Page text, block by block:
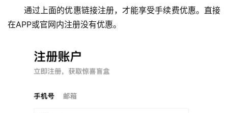
通过上面的优惠链接注册，才能享受手续费优惠。直接
在APP或官网内注册没有优惠。